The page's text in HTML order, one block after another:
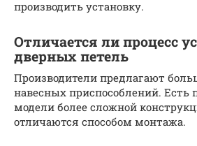
производить установку.
Отличается ли процесс
дверных петель
Производители предлагают
навесных приспособлений. Есть
модели более сложной
отличаются способом монтажа.